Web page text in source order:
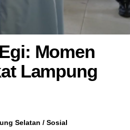
Momen
Lampung
Selatan /Sosial